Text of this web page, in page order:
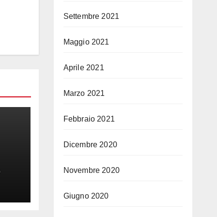
Settembre 2021
Maggio 2021
Aprile 2021
Marzo 2021
Febbraio 2021
Dicembre 2020
Novembre 2020
Giugno 2020